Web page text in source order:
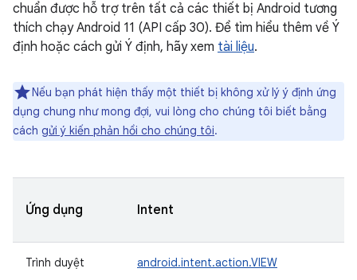
chuẩn được hỗ trợ trên tất cả các thiết bị Android tương
thích chạy Android 11 (API cấp 30). Để tìm hiểu thêm về Ý
định hoặc cách gửi Ý định, hãy xem tài liệu.
Nếu bạn phát hiện thấy một thiết bị không xử lý ý định ứng
dụng chung như mong đợi, vui lòng cho chúng tôi biết bằng
cách gửi ý kiến phản hồi cho chúng tôi.
Ứng dụng Intent
Trình duyệt android.intent.action.VIEW